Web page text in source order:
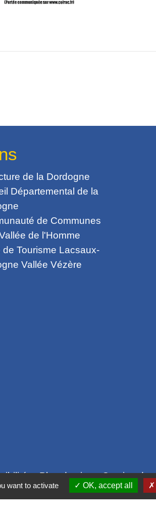
de la Dordogne
Départemental de la
de Communes
de l'Homme
de Tourisme Lacsaux-
Vallée Vézère
- Plan du site - Gestion
want to activate OK, accept all